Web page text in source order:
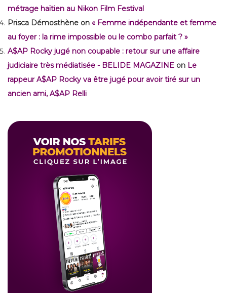
métrage haïtien au Nikon Film Festival
Prisca Démosthène on « Femme indépendante et femme
au foyer : la rime impossible ou le combo parfait ? »
A$AP Rocky jugé non coupable : retour sur une affaire
judiciaire très médiatisée - BELIDE MAGAZINE on Le
rappeur A$AP Rocky va être jugé pour avoir tiré sur un
ancien ami, A$AP Relli